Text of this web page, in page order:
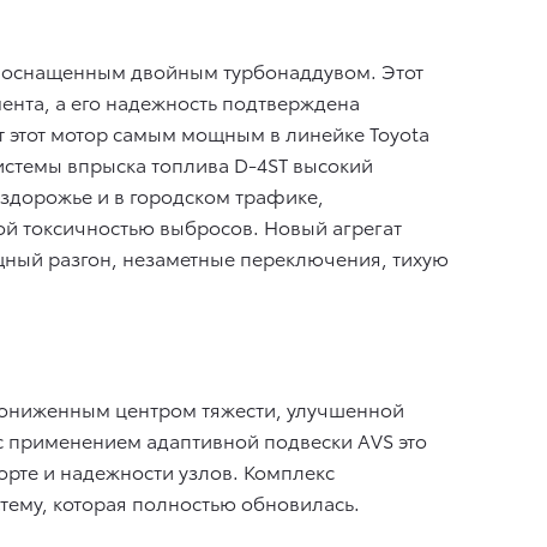
двойным турбонаддувом. Этот
а его надежность подтверждена
мотор самым мощным в линейке Toyota
впрыска топлива D-4ST высокий
и в городском трафике,
токсичностью выбросов. Новый агрегат
разгон, незаметные переключения, тихую
центром тяжести, улучшенной
адаптивной подвески AVS это
и надежности узлов. Комплекс
которая полностью обновилась.